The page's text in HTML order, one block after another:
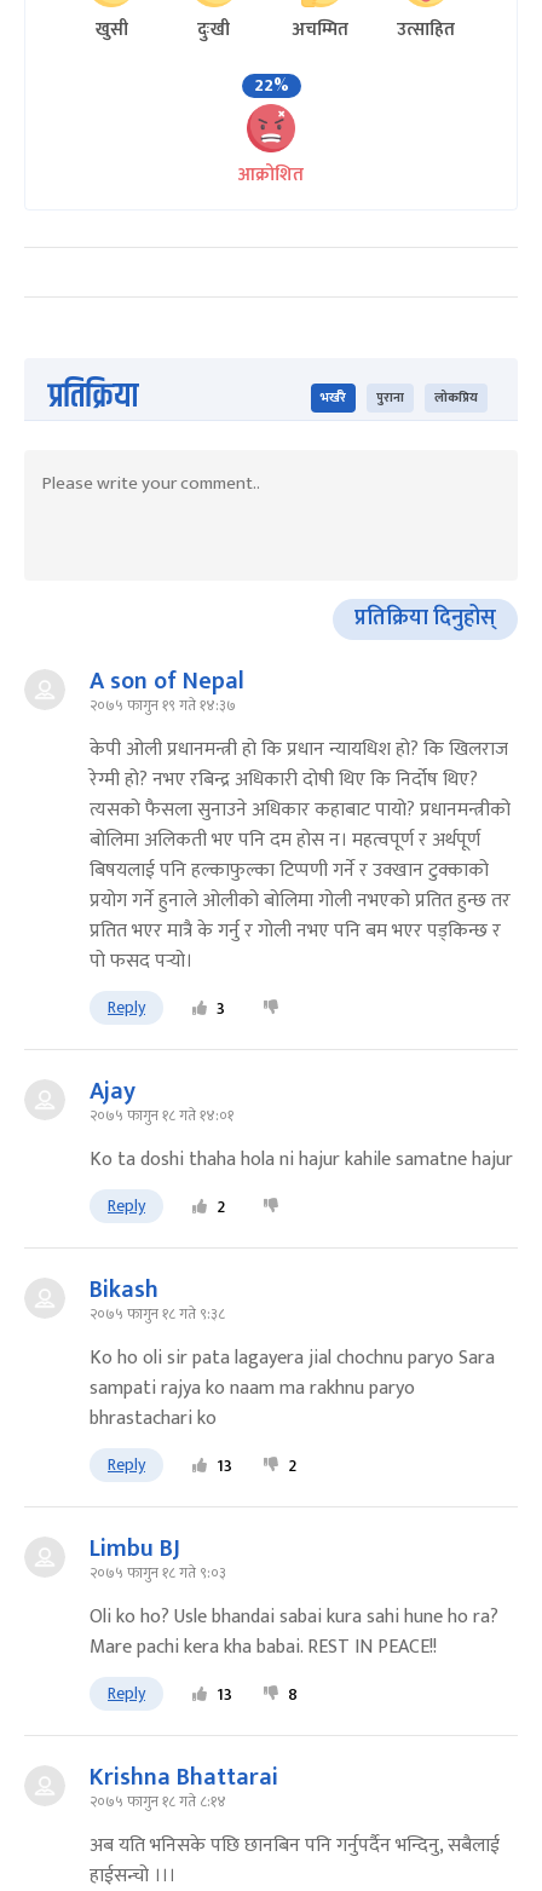
खुसी दुःखी अचम्मित
उत्साहित
22%
आक्रोशित
प्रतिक्रिया भर्खरै पुराना लोकप्रिय
प्रतिक्रिया दिनुहोस्
A son of Nepal
२०७५ फागुन १९ गते १४:३७
केपी ओली प्रधानमन्त्री हो कि प्रधान न्यायधिश हो? कि खिलराज
रेग्मी हो? नभए रबिन्द्र अधिकारी दोषी थिए कि निर्दोष थिए?
त्यसको फैसला सुनाउने अधिकार कहाबाट पायो? प्रधानमन्त्रीको
बोलिमा अलिकती भए पनि दम होस न। महत्वपूर्ण र अर्थपूर्ण
बिषयलाई पनि हल्काफुल्का टिप्पणी गर्ने र उक्खान टुक्काको
प्रयोग गर्ने हुनाले ओलीको बोलिमा गोली नभएको प्रतित हुन्छ तर
प्रतित भएर मात्रै के गर्नु र गोली नभए पनि बम भएर पड्किन्छ र
पो फसद पर्‍यो।
Reply 3
Ajay
२०७५ फागुन १८ गते १४:०१
Ko ta doshi thaha hola ni hajur kahile samatne hajur
Reply 2
Bikash
२०७५ फागुन १८ गते ९:३८
Ko ho oli sir pata lagayera jial chochnu paryo Sara
sampati rajya ko naam ma rakhnu paryo
bhrastachari ko
Reply 13 2
Limbu BJ
२०७५ फागुन १८ गते ९:०३
Oli ko ho? Usle bhandai sabai kura sahi hune ho ra?
Mare pachi kera kha babai. REST IN PEACE!!
Reply 13 8
Krishna Bhattarai
२०७५ फागुन १८ गते ८:१४
अब यति भनिसके पछि छानबिन पनि गर्नुपर्दैन भन्दिनु, सबैलाई
हाईसन्चो ।।।